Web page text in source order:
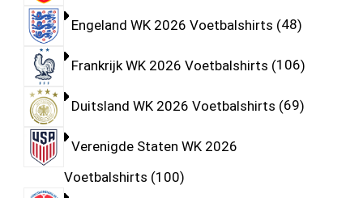
Engeland WK 2026 Voetbalshirts 48
Frankrijk WK 2026 Voetbalshirts 106
Duitsland WK 2026 Voetbalshirts 69
Verenigde Staten WK 2026
Voetbalshirts 100